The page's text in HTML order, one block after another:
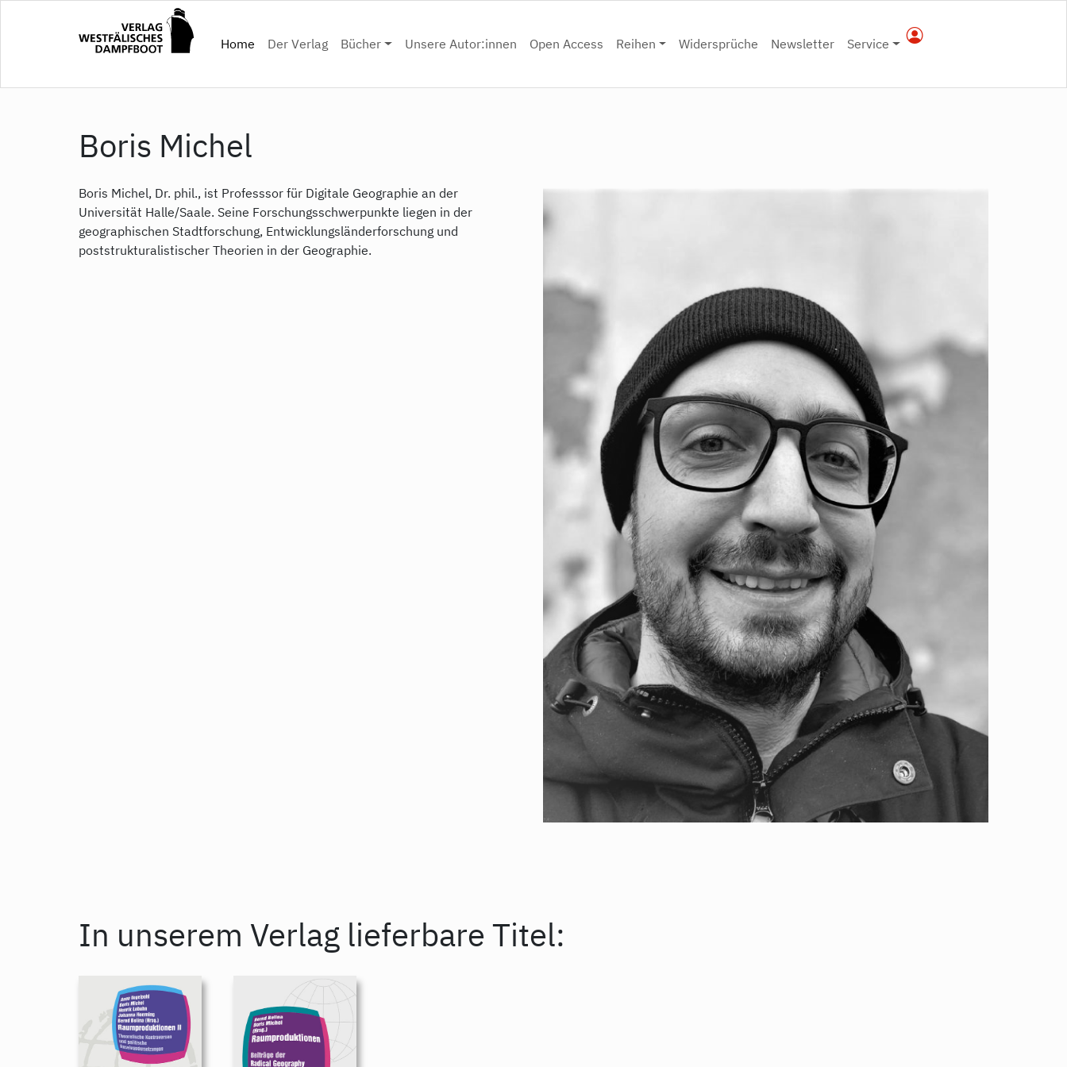
Home(current)
Der Verlag Bücher Unsere Autor:innen Open Access Reihen Widersprüche Newsletter Service
Boris Michel
Boris Michel, Dr. phil., ist Professsor für Digitale Geographie an der
Universität Halle/Saale. Seine Forschungsschwerpunkte liegen in der
geographischen Stadtforschung, Entwicklungsländerforschung und
poststrukturalistischer Theorien in der Geographie.
In unserem Verlag lieferbare Titel: